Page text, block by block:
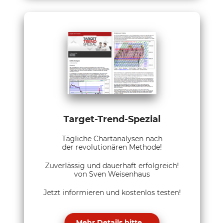
Target-Trend-Spezial
Tägliche Chartanalysen nach
der revolutionären Methode!
Zuverlässig und dauerhaft erfolgreich!
von Sven Weisenhaus
Jetzt informieren und kostenlos testen!